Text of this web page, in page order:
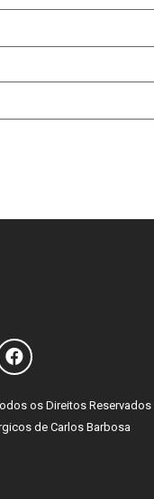
os Direitos Reservados
de Carlos Barbosa